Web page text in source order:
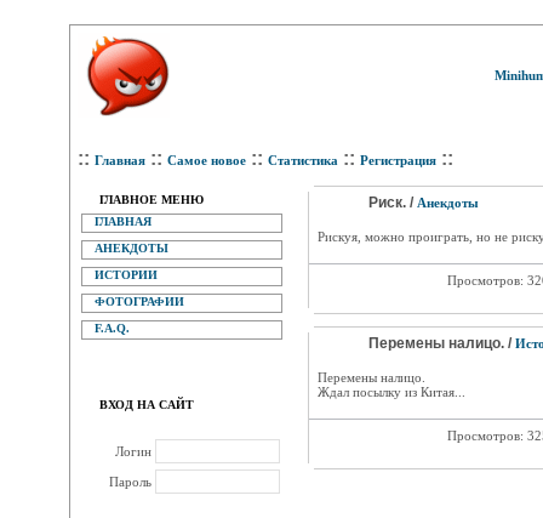
:: Главная :: Самое новое :: Статистика :: Регистрация ::
ГЛАВНОЕ МЕНЮ
ГЛАВНАЯ
АНЕКДОТЫ
ИСТОРИИ
ФОТОГРАФИИ
F.A.Q.
ВХОД НА САЙТ
Логин
Пароль
Риск. / Анекдоты
Рискуя, можно проиграть, но не
Просмотров:
Перемены налицо. /
Перемены налицо.
Ждал посылку из Китая...
Просмотров: